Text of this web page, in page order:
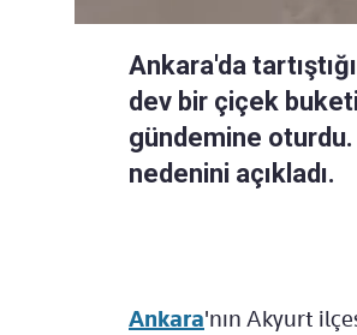
Ankara'da
dev bir çiçek
gündemine oturdu.
nedenini açıkladı.
Ankara'nın Akyurt